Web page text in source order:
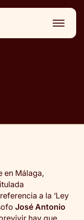
en Málaga,
a la ‘Ley
José Antonio
hay que